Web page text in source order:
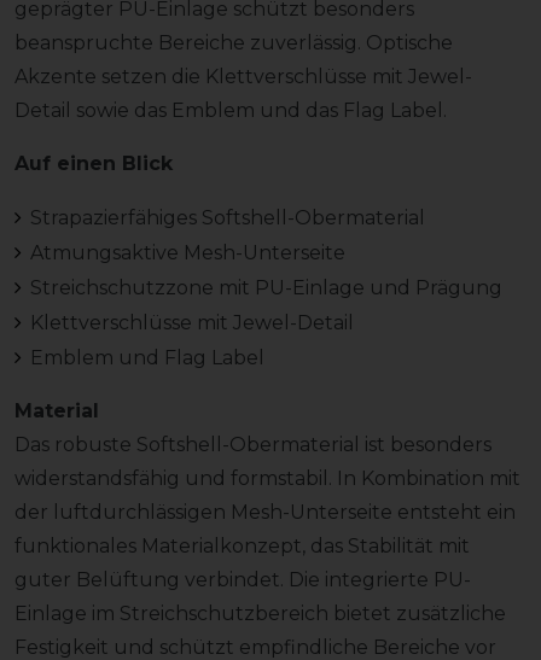
geprägter PU-Einlage schützt besonders
beanspruchte Bereiche zuverlässig. Optische
Akzente setzen die Klettverschlüsse mit Jewel-
Detail sowie das Emblem und das Flag Label.
Auf einen Blick
Strapazierfähiges Softshell-Obermaterial
Atmungsaktive Mesh-Unterseite
Streichschutzzone mit PU-Einlage und Prägung
Klettverschlüsse mit Jewel-Detail
Emblem und Flag Label
Material
Das robuste Softshell-Obermaterial ist besonders
widerstandsfähig und formstabil. In Kombination mit
der luftdurchlässigen Mesh-Unterseite entsteht ein
funktionales Materialkonzept, das Stabilität mit
guter Belüftung verbindet. Die integrierte PU-
Einlage im Streichschutzbereich bietet zusätzliche
Festigkeit und schützt empfindliche Bereiche vor